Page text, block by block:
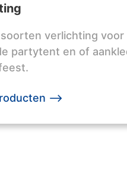
verlichting voor
partytent en of
-->